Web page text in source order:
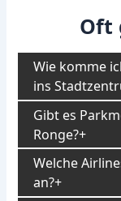
Oft
Wie komme
ins
Gibt es
Ronge?
Welche
an?